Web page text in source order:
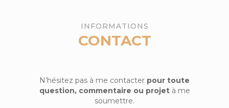
INFORMATIONS
CONTACT
N’hésitez pas à me contacter pour toute
question, commentaire ou projet à me
soumettre.